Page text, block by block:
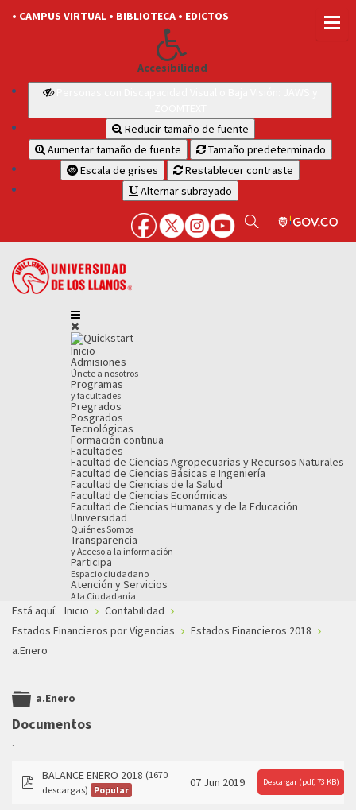
• CAMPUS VIRTUAL • BIBLIOTECA • EDICTOS
Accesibilidad
Reducir tamaño de fuente
Aumentar tamaño de fuente
Tamaño predeterminado
Escala de grises
Restablecer contraste
Alternar subrayado
Inicio
Admisiones
Únete a nosotros
Programas
y facultades
Pregrados
Posgrados
Tecnológicas
Formación continua
Facultades
Facultad de Ciencias Agropecuarias y Recursos Naturales
Facultad de Ciencias Básicas e Ingeniería
Facultad de Ciencias de la Salud
Facultad de Ciencias Económicas
Facultad de Ciencias Humanas y de la Educación
Universidad
Quiénes Somos
Transparencia
y Acceso a la información
Participa
Espacio ciudadano
Atención y Servicios
A la Ciudadanía
Está aquí: Inicio
Contabilidad
Estados Financieros por Vigencias
Estados Financieros 2018
a.Enero
folder
a.Enero
Documentos
.
BALANCE ENERO 2018 (1670
descargas) Popular
07 Jun 2019 Descargar (pdf, 73 KB)